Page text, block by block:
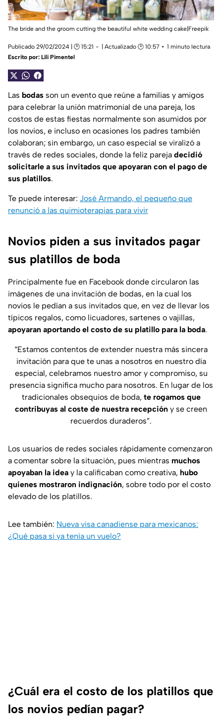
The bride and the groom cutting the beautiful white wedding cake|Freepik
Publicado 29/02/2024 | 🕑 15:21 | Actualizado 🕑 10:57
1 minuto lectura
Escrito por: Lili Pimentel
Las bodas son un evento que reúne a familias y amigos
para celebrar la unión matrimonial de una pareja, los
costos de estas fiestas normalmente son asumidos por
los novios, e incluso en ocasiones los padres también
colaboran; sin embargo, un caso especial se viralizó a
través de redes sociales, donde la feliz pareja decidió
solicitarle a sus invitados que apoyaran con el pago de
sus platillos.
Te puede interesar: José Armando, el pequeño que
renunció a las quimioterapias para vivir
Novios piden a sus invitados pagar
sus platillos de boda
Principalmente fue en Facebook donde circularon las
imágenes de una invitación de bodas, en la cual los
novios le pedían a sus invitados que, en vez de llevar los
típicos regalos, como licuadores, sartenes o vajillas,
apoyaran aportando el costo de su platillo para la boda.
“Estamos contentos de extender nuestra más sincera
invitación para que te unas a nosotros en nuestro día
especial, celebramos nuestro amor y compromiso, su
presencia significa mucho para nosotros. En lugar de los
tradicionales obsequios de boda, te rogamos que
contribuyas al coste de nuestra recepción y se creen
recuerdos duraderos”.
Los usuarios de redes sociales rápidamente comenzaron
a comentar sobre la situación, pues mientras muchos
apoyaban la idea y la calificaban como creativa, hubo
quienes mostraron indignación, sobre todo por el costo
elevado de los platillos.
Lee también: Nueva visa canadiense para mexicanos:
¿Qué pasa si ya tenía un vuelo?
¿Cuál era el costo de los platillos que
los novios pedían pagar?